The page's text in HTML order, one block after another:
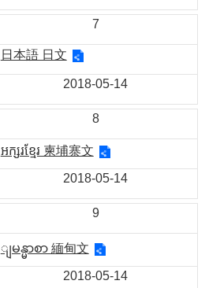
7
日本語 日文
2018-05-14
8
អក្សរខ្មែរ 柬埔寨文
2018-05-14
9
ျမန္မာစာ 緬甸文
2018-05-14